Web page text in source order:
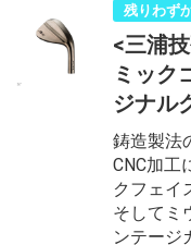
残りわず
<三浦
ミック
ジナル
鋳造製法
CNC加工
クフェイ
そしてミ
ンテージ